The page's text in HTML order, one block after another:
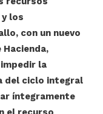
los
con un nuevo
la
del ciclo integral
íntegramente